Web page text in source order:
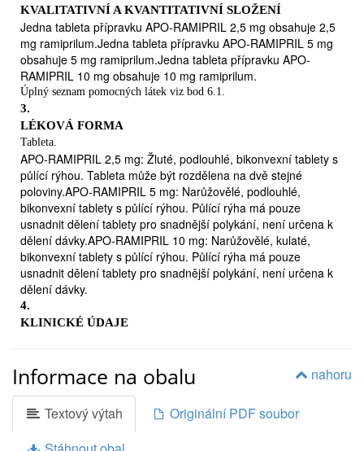
uvolňuje a rozšiřuje Vám krevní cévy

ulehčuje Vašemu srdci pumpovat dostatečné množství krve do těla.
APO-RAMIPRIL se může používat:
k léčbě vysokého krevního tlaku (hypertenze)

ke snížení rizika, že dostanete srdeční záchvat nebo mozkovou mrtvici

ke snížení rizika nebo zpomalení zhoršujících se problémů s
ledvinami (bez ohledu na to, jestli máte cukrovku nebo ne)
k léčbě srdce, pokud nemůže pumpovat dostatečné množství krve do
těla (srdeční selhání)
jako léčba následující po srdečním záchvatu (infarkt
myokardu) komplikovaném srdečním selháním.
2.
ČEMU MUSÍTE VĚNOVAT POZORNOST, NEŽ ZAČNETE
APO-RAMIPRILUŽÍVAT
Neužívejte APO-RAMIPRIL, jestliže
kteroukoli další složku přípravku APO-RAMIPRIL
uvedenou v bodě 6. Příznakem alergické reakce může
být vyrážka, obtíže s polykáním nebo s dýcháním, otok
rtů, tváře, hrdla nebo jazyka.
KVALITATIVNÍ A KVANTITATIVNÍ SLOŽENÍ
Jedna tableta přípravku APO-RAMIPRIL 2,5 mg obsahuje 2,5
mg ramiprilum.Jedna tableta přípravku APO-RAMIPRIL 5 mg
obsahuje 5 mg ramiprilum.Jedna tableta přípravku APO-
RAMIPRIL 10 mg obsahuje 10 mg ramiprilum.
Úplný seznam pomocných látek viz bod 6.1.
3.
LÉKOVÁ FORMA
Tableta.
APO-RAMIPRIL 2,5 mg: Žluté, podlouhlé, bikonvexní tablety s
půlící rýhou. Tableta může být rozdělena na dvě stejné
poloviny.APO-RAMIPRIL 5 mg: Narůžovělé, podlouhlé,
bikonvexní tablety s půlící rýhou. Půlící rýha má pouze
usnadnit dělení tablety pro snadnější polykání, není určena k
dělení dávky.APO-RAMIPRIL 10 mg: Narůžovělé, kulaté,
bikonvexní tablety s půlící rýhou. Půlící rýha má pouze
usnadnit dělení tablety pro snadnější polykání, není určena k
dělení dávky.
4.
KLINICKÉ ÚDAJE
-
Kardiovaskulární prevence: snížení kardiovaskulární morbidity a
nahoru
Informace na obalu
Textový výtah
Originální PDF soubor